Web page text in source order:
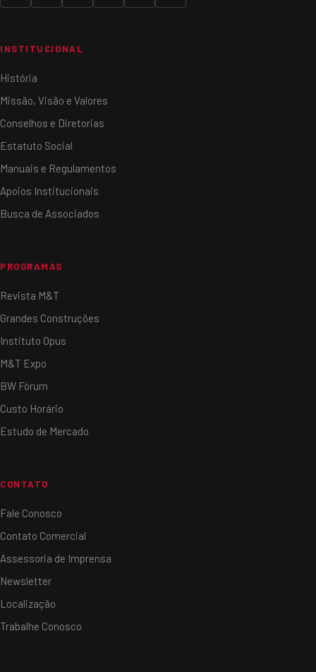
INSTITUCIONAL
História
Missão, Visão e Valores
Conselhos e Diretorias
Estatuto Social
Manuais e Regulamentos
Apoios Institucionais
Busca de Associados
PROGRAMAS
Revista M&T
Grandes Construções
Instituto Opus
M&T Expo
BW Fórum
Custo Horário
Estudo de Mercado
CONTATO
Fale Conosco
Contato Comercial
Assessoria de Imprensa
Newsletter
Localização
Trabalhe Conosco